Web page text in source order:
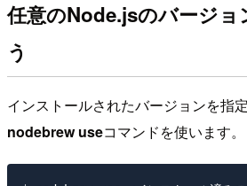
任意のNode.jsのバージョ
う
インストールされたバージョンを指
nodebrew useコマンドを使います。